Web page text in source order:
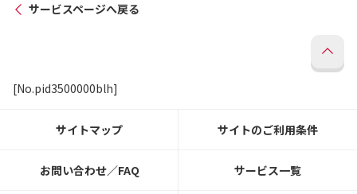
サービスページへ戻る
[No.pid3500000blh]
サイトマップ サイトのご利用条件
お問い合わせ／FAQ サービス一覧